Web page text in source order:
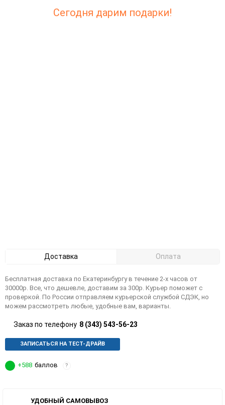
Сегодня дарим подарки!
Доставка Оплата
Бесплатная доставка по Екатеринбургу в течение 2-х часов от
30000р. Все, что дешевле, доставим за 300р. Курьер поможет с
проверкой. По России отправляем курьерской службой СДЭК, но
можем рассмотреть любые, удобные вам, варианты.
Заказ по телефону 8 (343) 543-56-23
ЗАПИСАТЬСЯ НА ТЕСТ-ДРАЙВ
+588 баллов ?
УДОБНЫЙ САМОВЫВОЗ